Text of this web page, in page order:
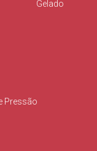
Pressão